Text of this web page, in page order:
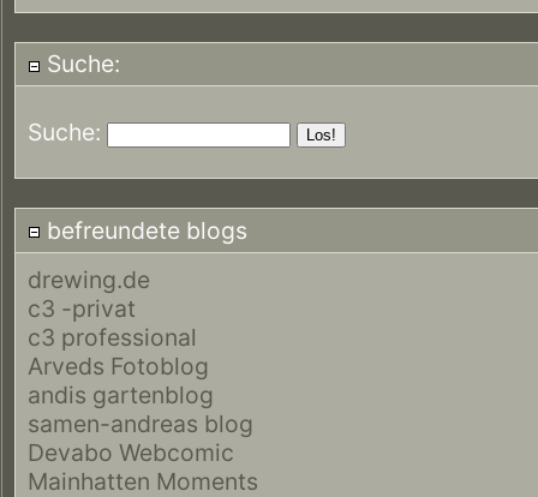
Suche:
Suche:
befreundete blogs
drewing.de
c3 -privat
c3 professional
Arveds Fotoblog
andis gartenblog
samen-andreas blog
Devabo Webcomic
Mainhatten Moments